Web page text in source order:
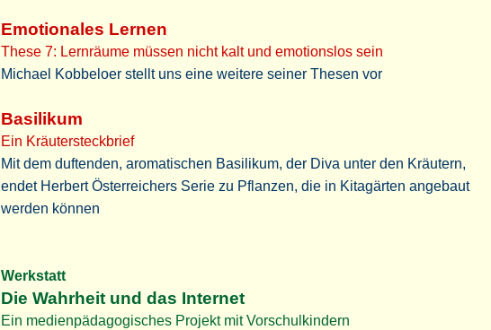
Emotionales Lernen
These 7: Lernräume müssen nicht kalt und emotionslos sein
Michael Kobbeloer stellt uns eine weitere seiner Thesen vor
Basilikum
Ein Kräutersteckbrief
Mit dem duftenden, aromatischen Basilikum, der Diva unter den Kräutern,
endet Herbert Österreichers Serie zu Pflanzen, die in Kitagärten angebaut
werden können
Werkstatt
Die Wahrheit und das Internet
Ein medienpädagogisches Projekt mit Vorschulkindern